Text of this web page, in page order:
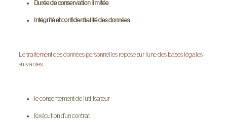
Durée de conservation limitée
Intégrité et confidentialité des données
Le traitement des données personnelles repose sur l’une des bases légales
suivantes :
le consentement de l’utilisateur
l’exécution d’un contrat